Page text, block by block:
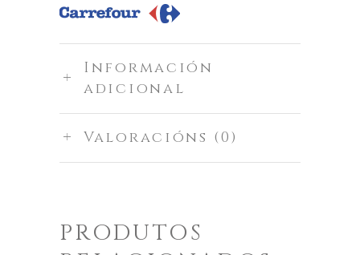
Información
adicional
Valoracións (0)
PRODUTOS